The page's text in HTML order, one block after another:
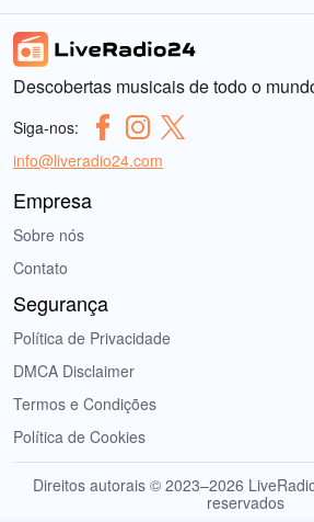
Descobertas musicais de todo o
Siga-nos:
info@liveradio24.com
Empresa
Sobre nós
Contato
Segurança
Política de Privacidade
DMCA Disclaimer
Termos e Condições
Política de Cookies
Direitos autorais © 2023–2026
reservados